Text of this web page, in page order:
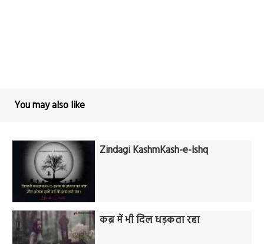
You may also like
Zindagi KashmKash-e-Ishq
कब्र में भी दिल धड़कता रहा